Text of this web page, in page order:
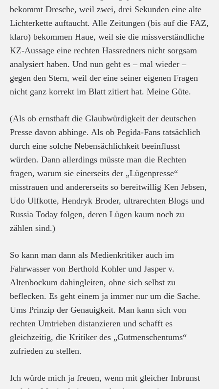
bekommt Dresche, weil zwei, drei Sekunden eine alte
Lichterkette auftaucht. Alle Zeitungen (bis auf die FAZ,
klaro) bekommen Haue, weil sie die missverständliche
KZ-Aussage eine rechten Hassredners nicht sorgsam
analysiert haben. Und nun geht es – mal wieder –
gegen den Stern, weil der eine seiner eigenen Fragen
nicht ganz korrekt im Blatt zitiert hat. Meine Güte.
(Als ob ernsthaft die Glaubwürdigkeit der deutschen
Presse davon abhinge. Als ob Pegida-Fans tatsächlich
durch eine solche Nebensächlichkeit beeinflusst
würden. Dann allerdings müsste man die Rechten
fragen, warum sie einerseits der „Lügenpresse“
misstrauen und andererseits so bereitwillig Ken Jebsen,
Udo Ulfkotte, Hendryk Broder, ultrarechten Blogs und
Russia Today folgen, deren Lügen kaum noch zu
zählen sind.)
So kann man dann als Medienkritiker auch im
Fahrwasser von Berthold Kohler und Jasper v.
Altenbockum dahingleiten, ohne sich selbst zu
beflecken. Es geht einem ja immer nur um die Sache.
Ums Prinzip der Genauigkeit. Man kann sich von
rechten Umtrieben distanzieren und schafft es
gleichzeitig, die Kritiker des „Gutmenschentums“
zufrieden zu stellen.
Ich würde mich ja freuen, wenn mit gleicher Inbrunst